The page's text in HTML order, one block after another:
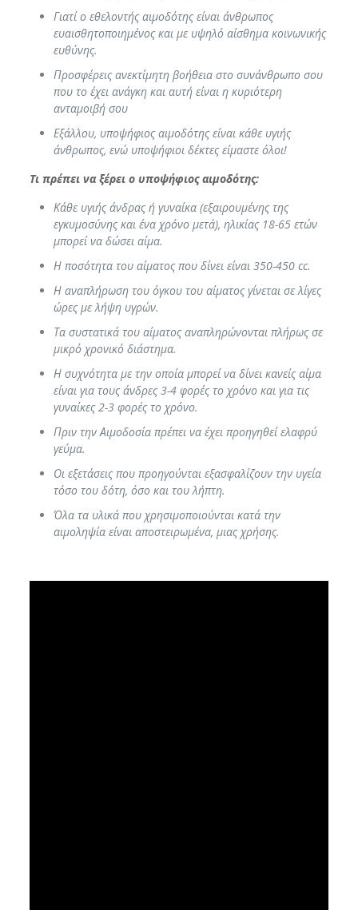
Γιατί ο εθελοντής αιμοδότης είναι άνθρωπος
ευαισθητοποιημένος και με υψηλό αίσθημα κοινωνικής
ευθύνης.
Προσφέρεις ανεκτίμητη βοήθεια στο συνάνθρωπο σου
που το έχει ανάγκη και αυτή είναι η κυριότερη
ανταμοιβή σου
Εξάλλου, υποψήφιος αιμοδότης είναι κάθε υγιής
άνθρωπος, ενώ υποψήφιοι δέκτες είμαστε όλοι!
Τι πρέπει να ξέρει ο υποψήφιος αιμοδότης:
Κάθε υγιής άνδρας ή γυναίκα (εξαιρουμένης της
εγκυμοσύνης και ένα χρόνο μετά), ηλικίας 18-65 ετών
μπορεί να δώσει αίμα.
Η ποσότητα του αίματος που δίνει είναι 350-450 cc.
Η αναπλήρωση του όγκου του αίματος γίνεται σε λίγες
ώρες με λήψη υγρών.
Τα συστατικά του αίματος αναπληρώνονται πλήρως σε
μικρό χρονικό διάστημα.
Η συχνότητα με την οποία μπορεί να δίνει κανείς αίμα
είναι για τους άνδρες 3-4 φορές το χρόνο και για τις
γυναίκες 2-3 φορές το χρόνο.
Πριν την Αιμοδοσία πρέπει να έχει προηγηθεί ελαφρύ
γεύμα.
Οι εξετάσεις που προηγούνται εξασφαλίζουν την υγεία
τόσο του δότη, όσο και του λήπτη.
Όλα τα υλικά που χρησιμοποιούνται κατά την
αιμοληψία είναι αποστειρωμένα, μιας χρήσης.